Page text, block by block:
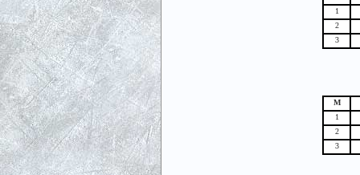
1
2
3
М
1
2
3